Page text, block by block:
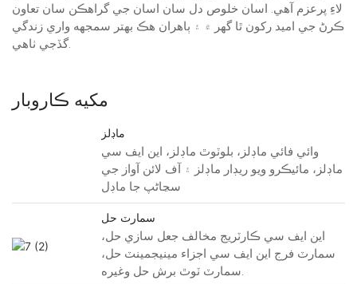
لاءِ پرعزم آهي. اسان خلوص دل سان اسان جي گراهڪن سان تعاون
ڪرڻ جي اميد رکون ٿا گهر ۾ ۽ ٻاهران هڪ بهتر سمجهه واري زندگي
گڏجي ٺاهي.
مکيه ڪاروبار
ماڊلز
وائي فائي ماڊلز، بلوٽوٿ ماڊلز، اين ايف سي
ماڊلز، مائيڪرو ويو ريڊار ماڊلز ۽ آف لائن آواز جي
سڃاڻپ جا ماڊل
سمارٽ حل
اين ايف سي ڪارٽريج مخالف جعل سازي حل،
سمارٽ فرج اين ايف سي اجزاء مينيجمينٽ حل،
سمارٽ ٽوٿ برش حل وغيره.